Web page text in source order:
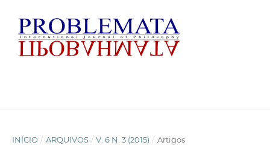
INÍCIO / ARQUIVOS / V. 6 N. 3 (2015) / Artigos